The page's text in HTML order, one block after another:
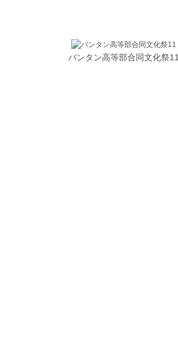
バンタン高等部合同文化祭11